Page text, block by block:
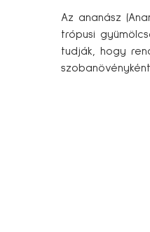
Az ananász
trópusi
tudják, hogy
szobanövényként